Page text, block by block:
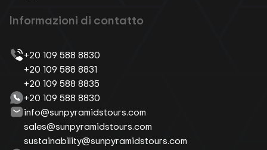
Informazioni di contatto
+20 109 588 8830
+20 109 588 8831
+20 109 588 8835
+20 109 588 8830
info@sunpyramidstours.com
sales@sunpyramidstours.com
sustainability@sunpyramidstours.com